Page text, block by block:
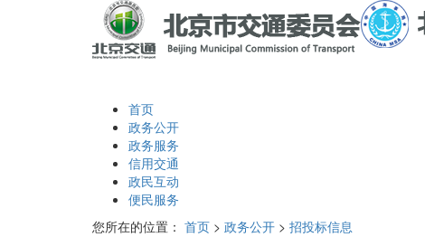
首页
政务公开
政务服务
信用交通
政民互动
便民服务
您所在的位置： 首页 > 政务公开 > 招投标信息